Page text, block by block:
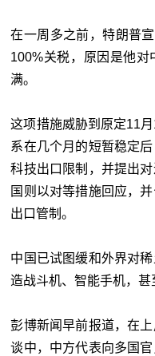
在一周多之前，特朗普
100%关税， 原因是他对
满。
这项措施威胁到原定11
系在几个月的短暂稳定
科技出口限制，并提出
国则以对等措施回应，
出口管制。
中国已试图缓和外界对
造战斗机、智能手机，甚
彭博新闻早前报道，在
谈中，中方代表向多国